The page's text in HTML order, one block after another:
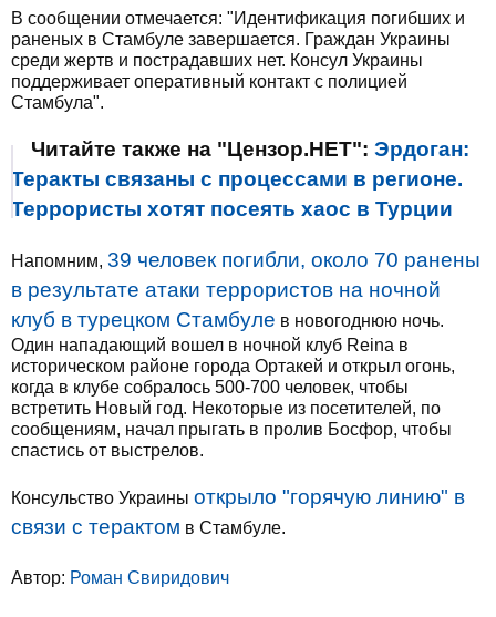
В сообщении отмечается: "Идентификация погибших и
раненых в Стамбуле завершается. Граждан Украины
среди жертв и пострадавших нет. Консул Украины
поддерживает оперативный контакт с полицией
Стамбула".
Читайте также на "Цензор.НЕТ": Эрдоган:
Теракты связаны с процессами в регионе.
Террористы хотят посеять хаос в Турции
Напомним, 39 человек погибли, около 70 ранены
в результате атаки террористов на ночной
клуб в турецком Стамбуле в новогоднюю ночь.
Один нападающий вошел в ночной клуб Reina в
историческом районе города Ортакей и открыл огонь,
когда в клубе собралось 500-700 человек, чтобы
встретить Новый год. Некоторые из посетителей, по
сообщениям, начал прыгать в пролив Босфор, чтобы
спастись от выстрелов.
Консульство Украины открыло "горячую линию" в
связи с терактом в Стамбуле.
Автор: Роман Свиридович